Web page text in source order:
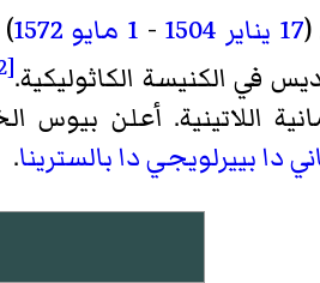
(17 يناير 1504
- 1 مايو 1572
[2]
اللاتينية. أعلن
دا بييرلويجي دا بالسترينا.